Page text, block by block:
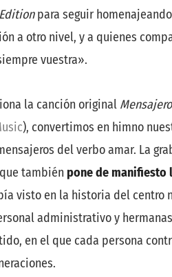
para seguir
a otro nivel, y a quienes
vuestra».
la canción original
), convertimos en himno
del verbo amar. La
también pone de manifiesto
visto en la historia del
administrativo y
en el que cada persona